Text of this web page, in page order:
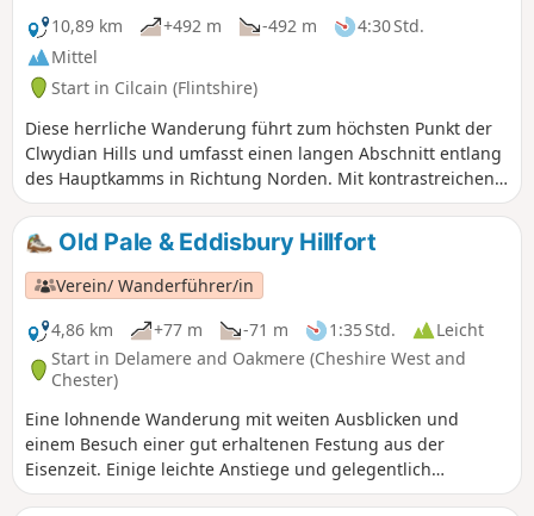
10,89 km
+492 m -492 m
4:30 Std.
Mittel
Start in Cilcain (Flintshire)
Diese herrliche Wanderung führt zum höchsten Punkt der
Clwydian Hills und umfasst einen langen Abschnitt entlang
des Hauptkamms in Richtung Norden. Mit kontrastreichen
Ausblicken bis nach Snowdonia, wo viele der Gipfel leicht zu
erkennen sind, im Westen sowie den Reizen von Merseyside
und darüber hinaus im Osten hat die Route viel zu bieten.
Abgesehen von dem regen Verkehr rund um Moel Famau
ist die Route im Allgemeinen ruhig und die Orientierung
bereitet kaum Probleme.
Old Pale & Eddisbury Hillfort
Verein/ Wanderführer/in
4,86 km
+77 m -71 m 1:35 Std.
Leicht
Start in Delamere and Oakmere (Cheshire West and
Chester)
Eine lohnende Wanderung mit weiten Ausblicken und
einem Besuch einer gut erhaltenen Festung aus der
Eisenzeit. Einige leichte Anstiege und gelegentlich
Schlamm nach Regen.